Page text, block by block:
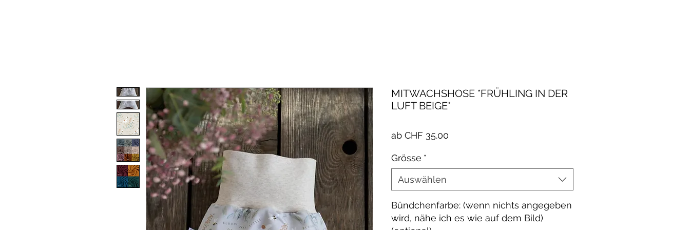
MITWACHSHOSE *FRÜHLING IN DER
LUFT BEIGE*
ab CHF 35.00
Grösse *
Auswählen
Bündchenfarbe: (wenn nichts angegeben
wird, nähe ich es wie auf dem Bild)